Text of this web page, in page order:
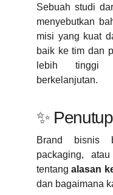
Sebuah studi
menyebutkan
misi yang kuat
baik ke tim dan
lebih tinggi
berkelanjutan.
✨ Penutup
Brand bisnis
packaging,
tentangalasan
dan bagaimana